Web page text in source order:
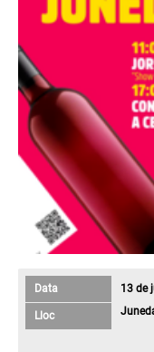
Data 13 de
Lloc